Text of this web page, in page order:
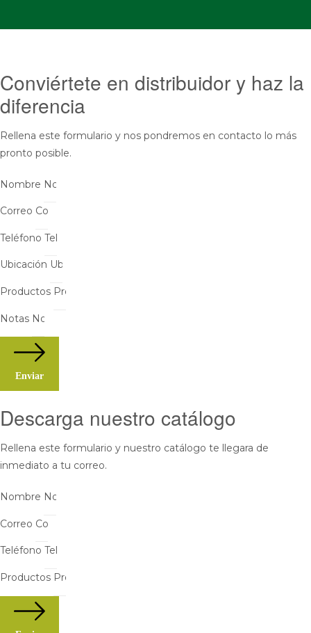
Conviértete en distribuidor y haz la
diferencia
Rellena este formulario y nos pondremos en contacto lo más
pronto posible.
Nombre
Correo
Teléfono
Ubicación
Productos
Notas
Enviar
Descarga nuestro catálogo
Rellena este formulario y nuestro catálogo te llegara de
inmediato a tu correo.
Nombre
Correo
Teléfono
Productos